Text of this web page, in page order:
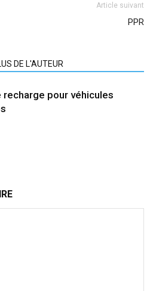
Article suivant
PPR
DE L'AUTEUR
recharge pour véhicules